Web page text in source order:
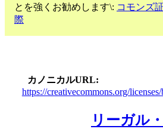
とを強くお勧めします\: コモンズ
際
カノニカルURL
https://creativecommons.org/
リーガル